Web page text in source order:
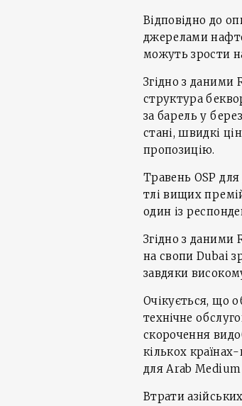
Відповідно до
джерелами
можуть зрости
Згідно з даними
структура
за барель у
стані, швидкі
пропозицію.
Травень OSP
тлі вищих
один із
Згідно з даними
на свопи Dubai
завдяки
Очікується, що
технічне
скорочення
кількох
для Arab Medium
Втрати